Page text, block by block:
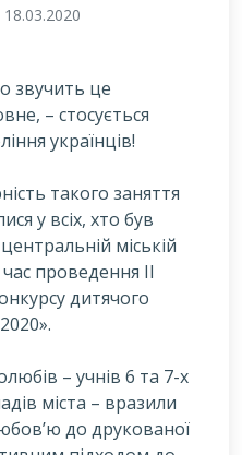
18.03.2020
звучить це
– стосується
українців!
такого заняття
у всіх, хто був
міській
час проведення ІІ
дитячого
– учнів 6 та 7-х
міста – вразили
до друкованої